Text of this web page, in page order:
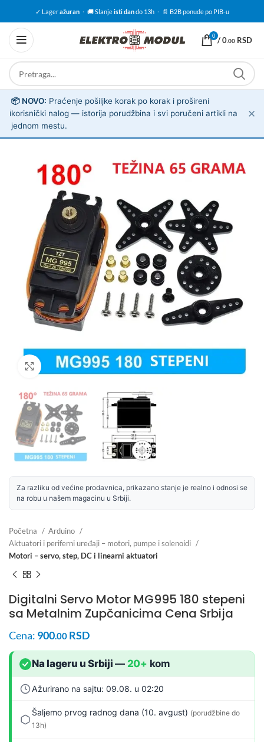
✓ Lageražuran · 🚚 Slanjeisti dando 13h · 📄 B2B ponude po PIB-u
0 /0.00 RSD
ℹ️
📦 NOVO: Praćenje pošiljke korak po korak i prošireni
korisnički nalog — istorija porudžbina i svi poručeni artikli na
jednom mestu.
✕
Uvećaj sliku
Za razliku od većine prodavnica, prikazano stanje je realno i odnosi se
na robu u našem magacinu u Srbiji.
Početna
Arduino
Aktuatori i periferni uređaji – motori, pumpe i solenoidi
Motori – servo, step, DC i linearni aktuatori
Digitalni Servo Motor MG995 180 stepeni
sa Metalnim Zupčanicima Cena Srbija
Cena: 900.00 RSD
Na lageru u Srbiji — 20+ kom
Ažurirano na sajtu: 09.08. u 02:20
Šaljemo prvog radnog dana (10. avgust) (porudžbine do
13h)